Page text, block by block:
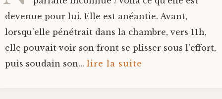
devenue pour lui. Elle est anéantie. Avant,
lorsqu’elle pénétrait dans la chambre, vers 11h,
elle pouvait voir son front se plisser sous l’effort,
puis soudain son... lire la suite